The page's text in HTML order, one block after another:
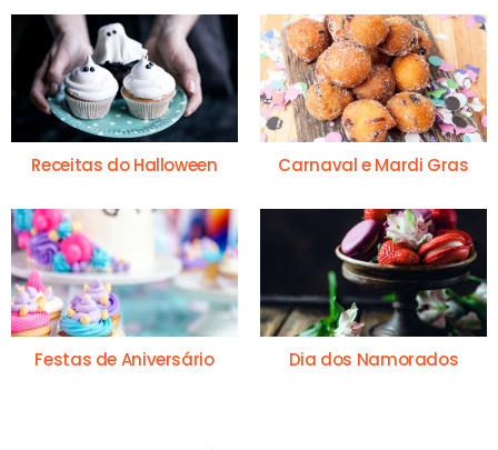
Receitas do Halloween Carnaval e Mardi Gras
Festas de Aniversário Dia dos Namorados